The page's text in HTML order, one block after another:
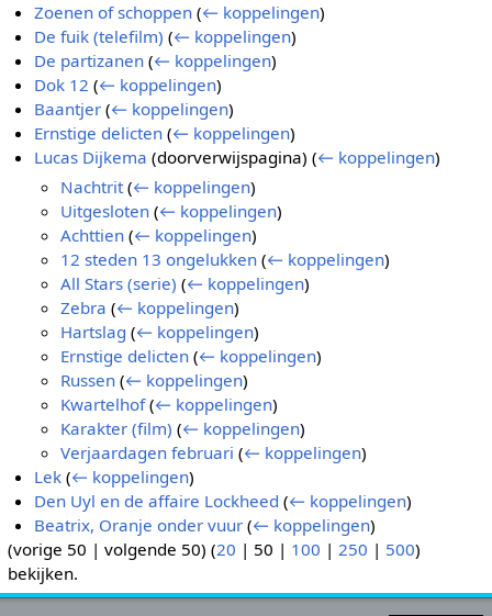
Zoenen of schoppen (← koppelingen)
De fuik (telefilm) (← koppelingen)
De partizanen (← koppelingen)
Dok 12 (← koppelingen)
Baantjer (← koppelingen)
Ernstige delicten (← koppelingen)
Lucas Dijkema (doorverwijspagina)(← koppelingen)
Nachtrit (← koppelingen)
Uitgesloten (← koppelingen)
Achttien (← koppelingen)
12 steden 13 ongelukken (← koppelingen)
All Stars (serie) (← koppelingen)
Zebra (← koppelingen)
Hartslag (← koppelingen)
Ernstige delicten (← koppelingen)
Russen (← koppelingen)
Kwartelhof (← koppelingen)
Karakter (film) (← koppelingen)
Verjaardagen februari (← koppelingen)
Lek (← koppelingen)
Den Uyl en de affaire Lockheed (← koppelingen)
Beatrix, Oranje onder vuur (← koppelingen)
(vorige 50 | volgende 50) (20 | 50 | 100 | 250 | 500)
bekijken.